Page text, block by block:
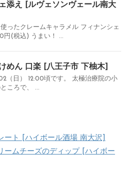
添え [ルヴェソンヴェール南大
ったクレームキャラメル フィナンシェ
(税込) うまい！ ...
めん 口楽 [八王子市 下柚木]
（日） 12:00頃です。 太極治療院の小
ころで、 ...
ート [ハイボール酒場 南大沢]
ームチーズのディップ [ハイボー